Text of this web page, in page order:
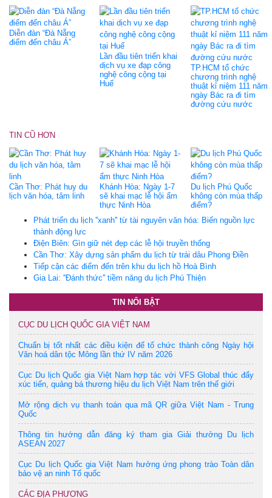
Diễn đàn “Đà Nẵng
điểm đến châu Á”
Lần đầu tiên triển khai
dịch vụ xe đạp công
nghệ công cộng tại
Huế
TP.HCM tổ chức
chương trình nghệ
thuật kỉ niệm 111 năm
ngày Bác ra đi tìm
đường cứu nước
TIN CŨ HƠN
Cần Thơ: Phát huy du
lịch văn hóa, tâm linh
Khánh Hòa: Ngày 1-7
sẽ khai mạc lễ hội ẩm
thực Ninh Hòa
Du lịch Phú Quốc
không còn mùa thấp
điểm?
Phát triển du lịch ''xanh'' từ tài nguyên văn hóa: Biến nguồn lực
thành động lực
Điện Biên: Gìn giữ nét đẹp các lễ hội truyền thống
Cần Thơ: Xây dựng sản phẩm du lịch từ trái dâu Phong Điền
Tiếp cận các điểm đến trên khu du lịch hồ Hoà Bình
Gia Lai: ''Đánh thức'' tiềm năng du lịch Phú Thiện
TIN NỔI BẬT
CỤC DU LỊCH QUỐC GIA VIỆT NAM
Chuẩn bị tốt nhất các điều kiện để tổ chức thành công Ngày hội
Văn hoá dân tộc Mông lần thứ IV năm 2026
Cục Du lịch Quốc gia Việt Nam hợp tác với VFS Global thúc đẩy
xúc tiến, quảng bá thương hiệu du lịch Việt Nam trên thế giới
Mở rộng dịch vụ thanh toán qua mã QR giữa Việt Nam - Trung
Quốc
Thông tin hướng dẫn đăng ký tham gia Giải thưởng Du lịch
ASEAN 2027
Cục Du lịch Quốc gia Việt Nam hưởng ứng phong trào Toàn dân
bảo vệ an ninh Tổ quốc
CÁC ĐỊA PHƯƠNG